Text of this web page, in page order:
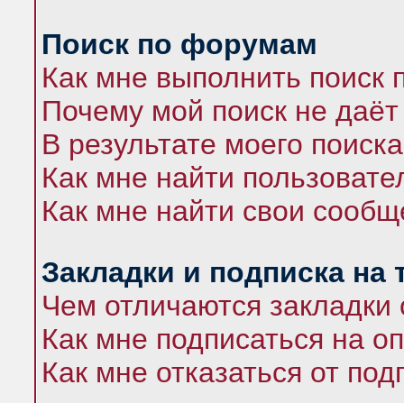
Поиск по форумам
Как мне выполнить
Почему мой поиск не даёт
В результате моего
Как мне найти
Как мне найти свои
Закладки и подписка на
Чем отличаются закладки
Как мне подписаться на
Как мне отказаться от